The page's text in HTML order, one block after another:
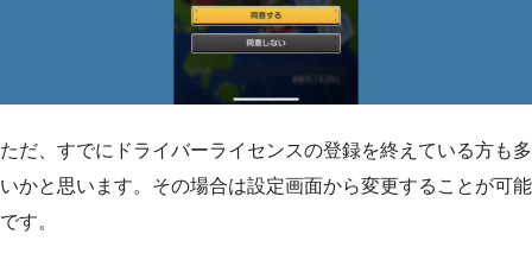
ただ、すでにドライバーライセンスの登録を終えている方も多
いかと思います。その場合は設定画面から変更することが可能
です。